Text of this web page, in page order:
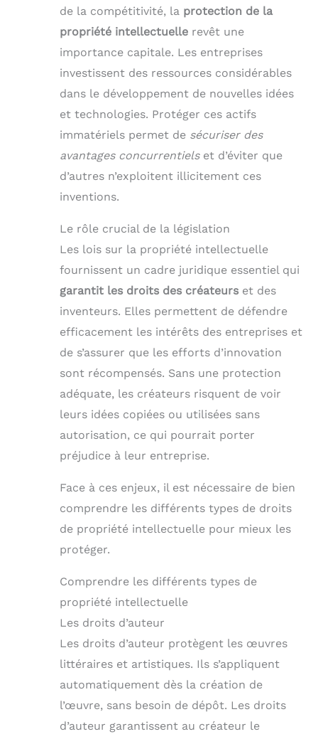
de la compétitivité, la protection de la
propriété intellectuelle revêt une
importance capitale. Les entreprises
investissent des ressources considérables
dans le développement de nouvelles idées
et technologies. Protéger ces actifs
immatériels permet de sécuriser des
avantages concurrentielset d’éviter que
d’autres n’exploitent illicitement ces
inventions.
Le rôle crucial de la législation
Les lois sur la propriété intellectuelle
fournissent un cadre juridique essentiel qui
garantit les droits des créateurs et des
inventeurs. Elles permettent de défendre
efficacement les intérêts des entreprises et
de s’assurer que les efforts d’innovation
sont récompensés. Sans une protection
adéquate, les créateurs risquent de voir
leurs idées copiées ou utilisées sans
autorisation, ce qui pourrait porter
préjudice à leur entreprise.
Face à ces enjeux, il est nécessaire de bien
comprendre les différents types de droits
de propriété intellectuelle pour mieux les
protéger.
Comprendre les différents types de
propriété intellectuelle
Les droits d’auteur
Les droits d’auteur protègent les œuvres
littéraires et artistiques. Ils s’appliquent
automatiquement dès la création de
l’œuvre, sans besoin de dépôt. Les droits
d’auteur garantissent au créateur le